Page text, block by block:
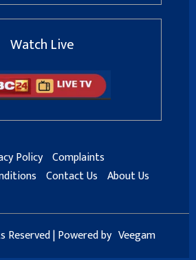
Watch Live
Policy Complaints
Contact Us About Us
Reserved | Powered by Veegam